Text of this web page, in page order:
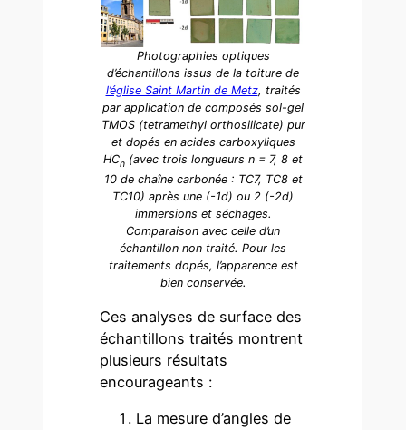
Photographies optiques
d’échantillons issus de la toiture de
l’église Saint Martin de Metz, traités
par application de composés sol-gel
TMOS (tetramethyl orthosilicate) pur
et dopés en acides carboxyliques
HCn (avec trois longueurs n = 7, 8 et
10 de chaîne carbonée : TC7, TC8 et
TC10) après une (-1d) ou 2 (-2d)
immersions et séchages.
Comparaison avec celle d’un
échantillon non traité. Pour les
traitements dopés, l’apparence est
bien conservée.
Ces analyses de surface des
échantillons traités montrent
plusieurs résultats
encourageants :
La mesure d’angles de